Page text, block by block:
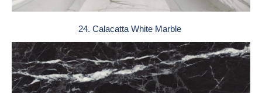
24. Calacatta White Marble